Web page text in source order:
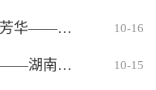
以赛促教润桃李 潜心育人绽芳华——记湖南师范大学医学部“卓越贡献奖”田玫老师 10-16
深耕立德树人 勇攀科研高峰——湖南师范大学基础医学院获评医学部“卓越贡献团队”纪实 10-15